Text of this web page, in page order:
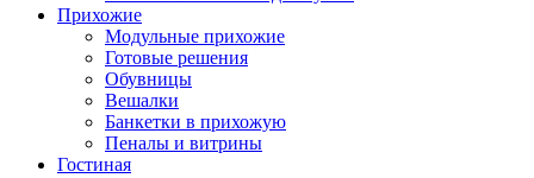
Прихожие
Модульные прихожие
Готовые решения
Обувницы
Вешалки
Банкетки в прихожую
Пеналы и витрины
Гостиная